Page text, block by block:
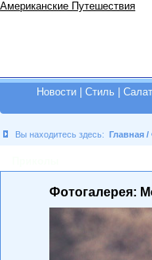
Американские Путешествия
Новости Стиль
Вы находитесь здесь: Главная /
Фотогалерея: